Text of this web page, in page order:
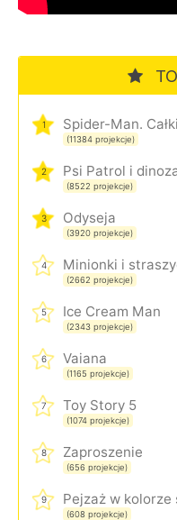
1
(11384 projekcje)
2 Psi Patrol i
(8522 projekcje)
3 Odyseja
(3920 projekcje)
4 Minionki i
(2662 projekcje)
5 Ice Cream Man
(2343 projekcje)
6 Vaiana
(1165 projekcje)
7 Toy Story 5
(1074 projekcje)
8 Zaproszenie
(656 projekcje)
9 Pejzaż w kolorze
(608 projekcje)